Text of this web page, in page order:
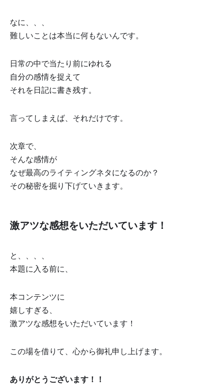
なに、、、
難しいことは本当に何もないんです。
日常の中で当たり前にゆれる
自分の感情を捉えて
それを日記に書き残す。
言ってしまえば、それだけです。
次章で、
そんな感情が
なぜ最高のライティングネタになるのか？
その秘密を掘り下げていきます。
激アツな感想をいただいています！
と、、、、
本題に入る前に、
本コンテンツに
嬉しすぎる、
激アツな感想をいただいています！
この場を借りて、心から御礼申し上げます。
ありがとうございます！！